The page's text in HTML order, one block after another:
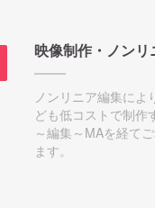
映像制作・ノンリ
ノンリニア編集によ
ども低コストで制作
～編集～MAを経て
ます。